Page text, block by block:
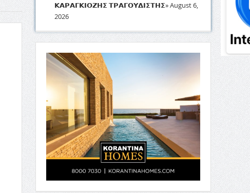
𝝟𝝖𝝦𝝖𝝘𝝟𝝞𝝤𝝛𝝜𝝨 𝝩𝝦𝝖𝝘𝝤𝝪𝝙𝝞𝝨𝝩𝝜𝝨»August 6,
2026